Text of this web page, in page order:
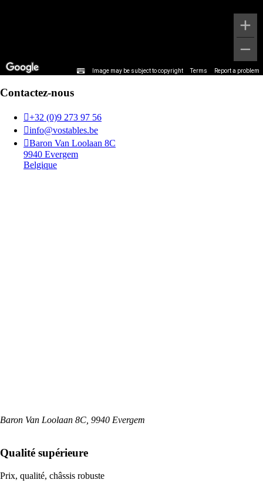
Image may be subject to copyright Terms Report a problem
Contactez-nous
+32 (0)9 273 97 56
info@vostables.be
Baron Van Loolaan 8C
9940 Evergem
Belgique
Baron Van Loolaan 8C, 9940 Evergem
Qualité supérieure
Prix, qualité, châssis robuste